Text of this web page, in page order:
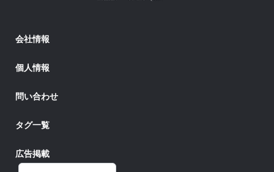
会社情報
個人情報
問い合わせ
タグ一覧
広告掲載